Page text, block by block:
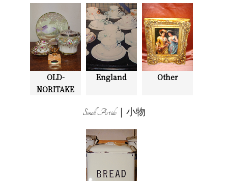
OLD-
NORITAKE
England Other
Small Article｜小物